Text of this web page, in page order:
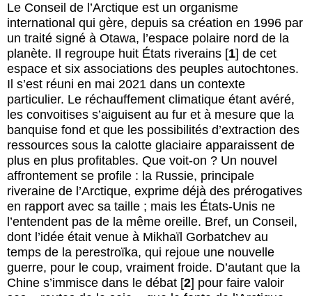
Le Conseil de l’Arctique est un organisme
international qui gère, depuis sa création en 1996 par
un traité signé à Otawa, l’espace polaire nord de la
planète. Il regroupe huit États riverains [1] de cet
espace et six associations des peuples autochtones.
Il s’est réuni en mai 2021 dans un contexte
particulier. Le réchauffement climatique étant avéré,
les convoitises s’aiguisent au fur et à mesure que la
banquise fond et que les possibilités d’extraction des
ressources sous la calotte glaciaire apparaissent de
plus en plus profitables. Que voit-on ? Un nouvel
affrontement se profile : la Russie, principale
riveraine de l’Arctique, exprime déjà des prérogatives
en rapport avec sa taille ; mais les États-Unis ne
l’entendent pas de la même oreille. Bref, un Conseil,
dont l’idée était venue à Mikhaïl Gorbatchev au
temps de la perestroïka, qui rejoue une nouvelle
guerre, pour le coup, vraiment froide. D’autant que la
Chine s’immisce dans le débat [2] pour faire valoir